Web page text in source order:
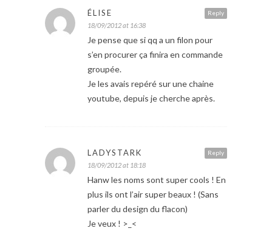
Reply
ÉLISE
18/09/2012 at 16:38
Je pense que si qq a un filon pour
s’en procurer ça finira en commande
groupée.
Je les avais repéré sur une chaine
youtube, depuis je cherche après.
Reply
LADYSTARK
18/09/2012 at 18:18
Hanw les noms sont super cools ! En
plus ils ont l’air super beaux ! (Sans
parler du design du flacon)
Je veux ! >_<